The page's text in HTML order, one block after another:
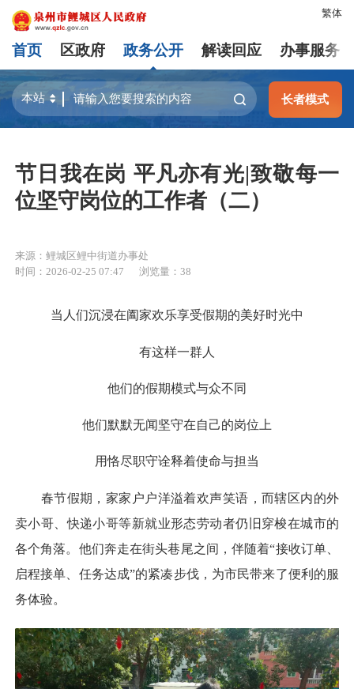
繁体
首页 区政府 政务公开 解读回应 办事服务
长者模式
节日我在岗 平凡亦有光|致敬每一
位坚守岗位的工作者（二）
来源：鲤城区鲤中街道办事处
时间：2026-02-25 07:47
浏览量： 38
当人们沉浸在阖家欢乐享受假期的美好时光中
有这样一群人
他们的假期模式与众不同
他们默默无闻坚守在自己的岗位上
用恪尽职守诠释着使命与担当
春节假期，家家户户洋溢着欢声笑语，而辖区内的外
卖小哥、快递小哥等新就业形态劳动者仍旧穿梭在城市的
各个角落。他们奔走在街头巷尾之间，伴随着“接收订单、
启程接单、任务达成”的紧凑步伐，为市民带来了便利的服
务体验。